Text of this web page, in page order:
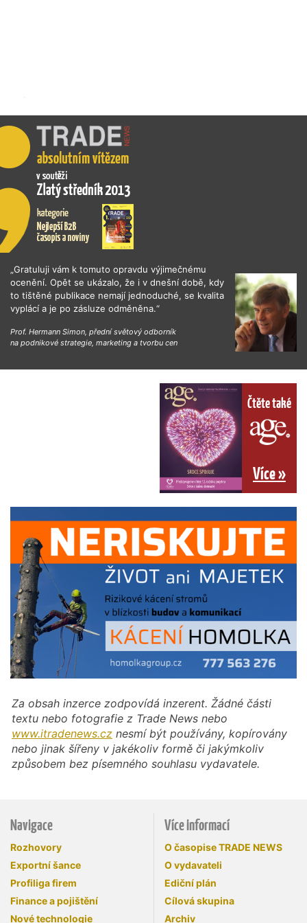
„Gratuluji vám k tomuto opravdu výjimečnému
ocenění. Opět se ukázalo, že i v dnešní době, kdy
to tištěné publikace nemají jednoduché, se kvalita
vyplácí a je po zásluze odměněna.“
Prof. Hermann Simon, přední světový odborník
na podnikové strategie, marketing a tvorbu cen
Čtěte také
Více »
Za obsah inzerce zodpovídá inzerent. Žádné části
textu nebo fotografie z Trade News nebo
www.itradenews.cz nesmí být používány, kopírovány
nebo jinak šířeny v jakékoliv formě či jakýmkoliv
způsobem bez písemného souhlasu vydavatele.
Navigace
Rozhovory
Exportní šance
Profiliga firem
Finance a pojištění
Nové technologie
Více informací
O časopise TRADE NEWS
O vydavateli
Ediční plán
Cílová skupina
Archiv